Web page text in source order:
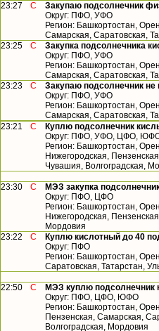
23:27 С
Закупаю подсолнечник
Округ: ПФО, УФО
Регион: Башкортостан,
Самарская, Саратовская,
23:25
С
Закупка подсолнечника
Округ: ПФО, УФО
Регион: Башкортостан,
Самарская, Саратовская,
23:23
С
Закупаю подсолнечник
Округ: ПФО, УФО
Регион: Башкортостан,
Самарская, Саратовская,
23:21
С
Куплю подсолнечник
Округ: ПФО, УФО, ЦФО,
Регион: Башкортостан,
Нижегородская,
Чувашия, Волгоградская,
23:30 С
МЭЗ закупка
Округ: ПФО, ЦФО
Регион: Башкортостан,
Нижегородская,
Мордовия
23:22
С
Куплю кислотный до 40
Округ: ПФО
Регион: Башкортостан,
Саратовская, Татарстан,
22:50 С
МЭЗ куплю подсолнечник
Округ: ПФО, ЦФО, ЮФО
Регион: Башкортостан,
Пензенская, Самарская,
Волгоградская, Мордовия